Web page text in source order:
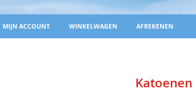
MIJN ACCOUNT WINKELWAGEN AFREKENEN
Katoenen